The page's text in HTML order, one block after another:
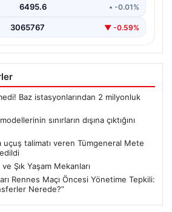
6495.6 • -0.01%
3065767 ▼ -0.59%
Baz istasyonlarından 2 milyonluk
sınırların dışına çıktığını
uçuş talimatı veren Tümgeneral Mete
Şık Yaşam Mekanları
Rennes Maçı Öncesi Yönetime Tepkili:
Nerede?”